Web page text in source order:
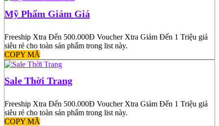
Mỹ Phẩm Giảm Giá
Freeship Xtra Đến 500.000Đ Voucher Xtra Giảm Đến 1 Triệu giá
siêu rẻ cho toàn sản phẩm trong list này.
COPY MÃ
Sale Thời Trang
Freeship Xtra Đến 500.000Đ Voucher Xtra Giảm Đến 1 Triệu giá
siêu rẻ cho toàn sản phẩm trong list này.
COPY MÃ